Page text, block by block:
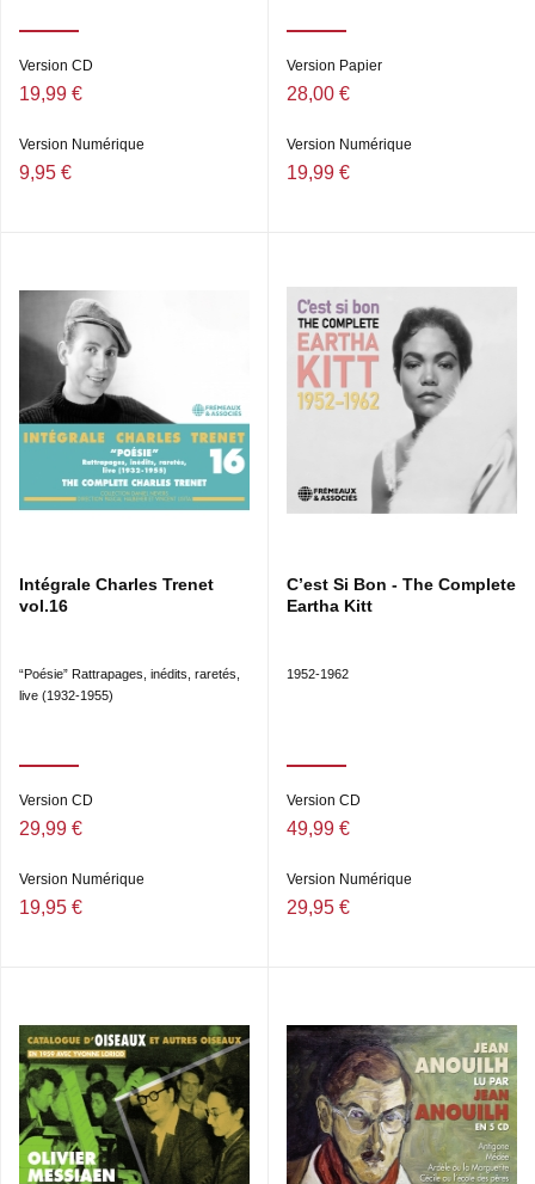
Version CD
19,99 €
Version Numérique
9,95 €
Version Papier
28,00 €
Version Numérique
19,99 €
Intégrale Charles Trenet
vol.16
“Poésie” Rattrapages, inédits, raretés,
live (1932-1955)
Version CD
29,99 €
Version Numérique
19,95 €
C’est Si Bon - The Complete
Eartha Kitt
1952-1962
Version CD
49,99 €
Version Numérique
29,95 €